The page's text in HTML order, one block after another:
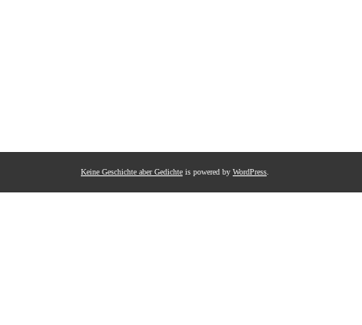
Keine Geschichte aber Gedichte is powered by WordPress